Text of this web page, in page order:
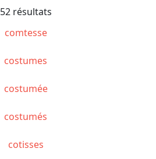
52 résultats
comtesse
costumes
costumée
costumés
cotisses